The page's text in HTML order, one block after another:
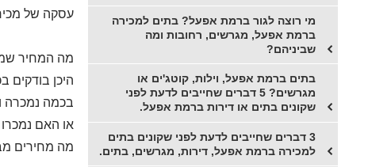
עסקה של
מה המחיר
היכן
בכמה נמכרה
או האם נמכרו
מה מחירים
מי רוצה לגור ברמת אפעל? בתים למכירה
ברמת אפעל, מגרשים, רחובות ומה
שביניהם?
בתים ברמת אפעל, וילות, קוטג'ים או
מגרשים? 5 דברים שחייבים לדעת לפני
שקונים בתים או דירות ברמת אפעל.
3 דברים שחייבים לדעת לפני שקונים בתים
למכירה ברמת אפעל, דירות, מגרשים, בתים.